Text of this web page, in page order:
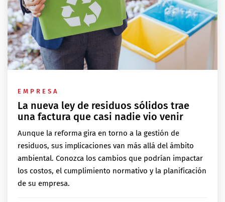
EMPRESA
La nueva ley de residuos sólidos trae
una factura que casi nadie vio venir
Aunque la reforma gira en torno a la gestión de
residuos, sus implicaciones van más allá del ámbito
ambiental. Conozca los cambios que podrían impactar
los costos, el cumplimiento normativo y la planificación
de su empresa.